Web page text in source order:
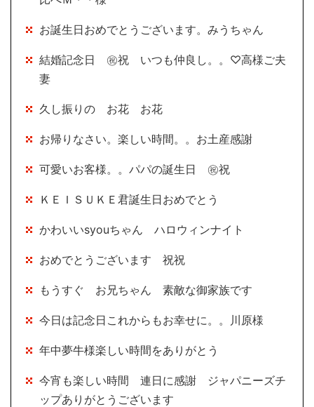
お誕生日おめでとうございます。みうちゃん
結婚記念日 ㊗祝 いつも仲良し。。♡高様ご夫
妻
久し振りの お花 お花
お帰りなさい。楽しい時間。。お土産感謝
可愛いお客様。。パパの誕生日 ㊗祝
ＫＥＩＳＵＫＥ君誕生日おめでとう
かわいいsyouちゃん ハロウィンナイト
おめでとうございます 祝祝
もうすぐ お兄ちゃん 素敵な御家族です
今日は記念日これからもお幸せに。。川原様
年中夢牛様楽しい時間をありがとう
今宵も楽しい時間 連日に感謝 ジャパニーズチ
ップありがとうございます